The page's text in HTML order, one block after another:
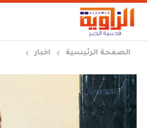
الصفحة الرئيسية اخبار